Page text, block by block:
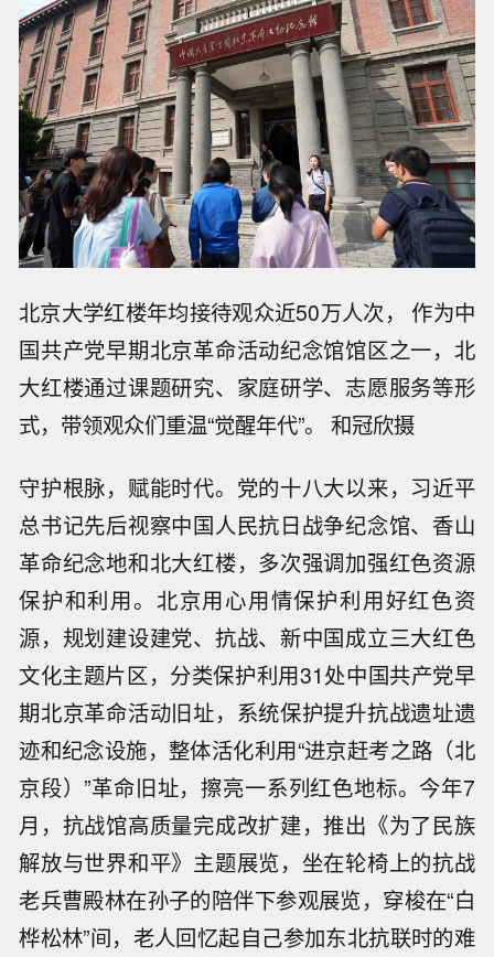
北京大学红楼年均接待观众近50万人次， 作为中
国共产党早期北京革命活动纪念馆馆区之一，北
大红楼通过课题研究、家庭研学、志愿服务等形
式，带领观众们重温“觉醒年代”。 和冠欣摄
守护根脉，赋能时代。党的十八大以来，习近平
总书记先后视察中国人民抗日战争纪念馆、香山
革命纪念地和北大红楼，多次强调加强红色资源
保护和利用。北京用心用情保护利用好红色资
源，规划建设建党、抗战、新中国成立三大红色
文化主题片区，分类保护利用31处中国共产党早
期北京革命活动旧址，系统保护提升抗战遗址遗
迹和纪念设施，整体活化利用“进京赶考之路（北
京段）”革命旧址，擦亮一系列红色地标。今年7
月，抗战馆高质量完成改扩建，推出《为了民族
解放与世界和平》主题展览，坐在轮椅上的抗战
老兵曹殿林在孙子的陪伴下参观展览，穿梭在“白
桦松林”间，老人回忆起自己参加东北抗联时的难